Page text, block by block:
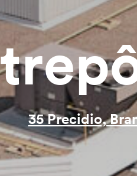
35 Precidio,